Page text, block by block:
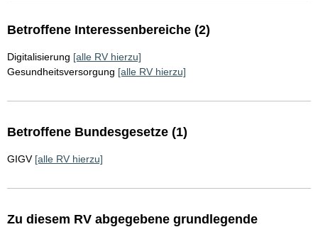
Betroffene Interessenbereiche (2)
Digitalisierung [alle RV hierzu]
Gesundheitsversorgung [alle RV hierzu]
Betroffene Bundesgesetze (1)
GIGV [alle RV hierzu]
Zu diesem RV abgegebene grundlegende